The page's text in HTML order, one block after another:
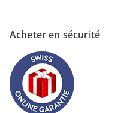
Acheter en sécurité